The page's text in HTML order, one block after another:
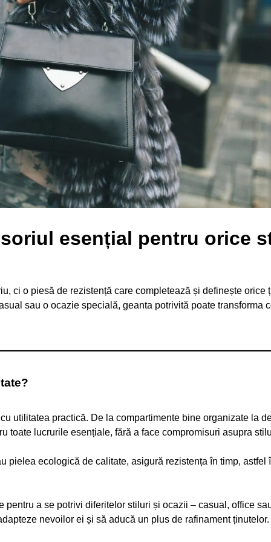
esențial pentru orice
ci o piesă de rezistență care completează și definește orice
sau o ocazie specială, geanta potrivită poate transforma
utilitatea practică. De la compartimente bine organizate la
toate lucrurile esențiale, fără a face compromisuri asupra
pielea ecologică de calitate, asigură rezistența în timp, astfel
pentru a se potrivi diferitelor stiluri și ocazii – casual, office
nevoilor ei și să aducă un plus de rafinament ținutelor.